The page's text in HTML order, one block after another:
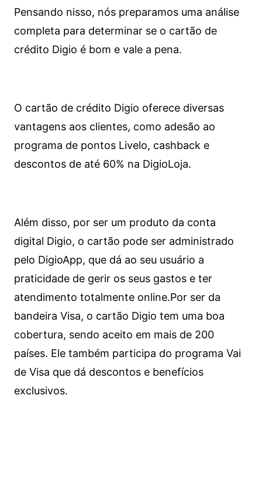
Pensando nisso, nós preparamos uma análise
completa para determinar se o cartão de
crédito Digio é bom e vale a pena.
O cartão de crédito Digio oferece diversas
vantagens aos clientes, como adesão ao
programa de pontos Livelo, cashback e
descontos de até 60% na DigioLoja.
Além disso, por ser um produto da conta
digital Digio, o cartão pode ser administrado
pelo DigioApp, que dá ao seu usuário a
praticidade de gerir os seus gastos e ter
atendimento totalmente online.Por ser da
bandeira Visa, o cartão Digio tem uma boa
cobertura, sendo aceito em mais de 200
países. Ele também participa do programa Vai
de Visa que dá descontos e benefícios
exclusivos.